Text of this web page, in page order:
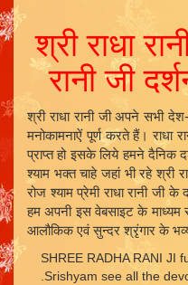
श्री राधा
रानी जी
श्री राधा रानी जी अपने सभी
मनोकामनाऐं पूर्ण करते हैं। राधा
प्राप्त हो इसके लिये हमने दैनिक
श्याम भक्त चाहे जहां भी रहे श्री
रोज श्याम प्रेमी राधा रानी जी
हम अपनी इस वेबसाइट के माध्यम से
आलौकिक एवं सुन्दर श्रृंगार के भव्य
SHREE RADHA RANI JI
.Srishyam see all the